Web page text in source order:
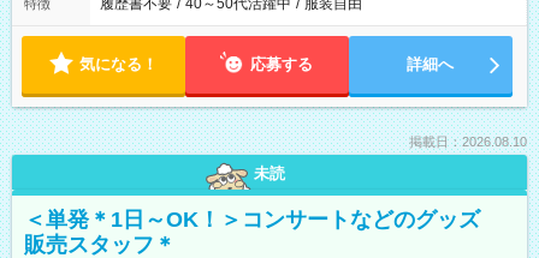
特徴 履歴書不要 / 40～50代活躍中 / 服装自由
気になる！ 応募する 詳細へ
掲載日：2026.08.10
未読
＜単発＊1日～OK！＞コンサートなどのグッズ
販売スタッフ＊